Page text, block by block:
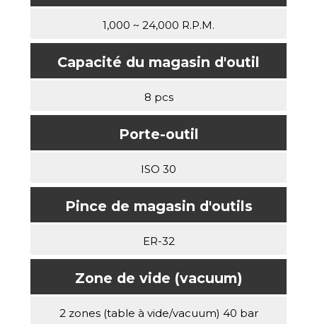
1,000 ~ 24,000 R.P.M.
Capacité du magasin d'outil
8 pcs
Porte-outil
ISO 30
Pince de magasin d'outils
ER-32
Zone de vide (vacuum)
2 zones (table à vide/vacuum) 40 bar